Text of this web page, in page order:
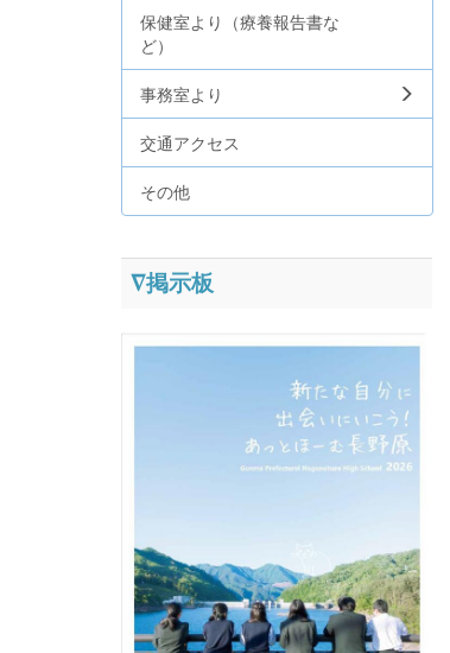
保健室より（療養報告書な
ど）
事務室より
交通アクセス
その他
∇掲示板